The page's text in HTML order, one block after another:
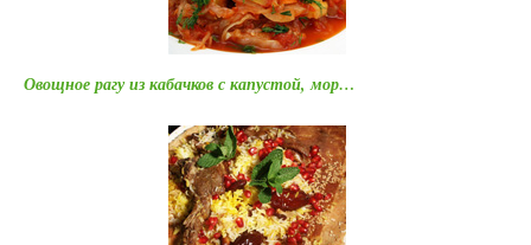
Овощное рагу из кабачков с капустой, мор…